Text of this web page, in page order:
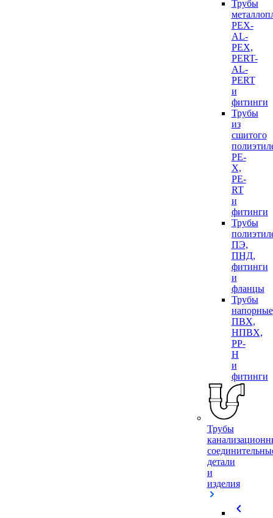
Трубы
PEX-
AL-
PEX,
PERT-
AL-
PERT
и
фитинги
Трубы
из
сшитого
PE-
X,
PE-
RT
и
фитинги
Трубы
ПЭ,
ПНД,
фитинги
и
фланцы
Трубы
напорные
ПВХ,
НПВХ,
PP-
H
и
фитинги
Трубы
детали
и
изделия
chevron_left